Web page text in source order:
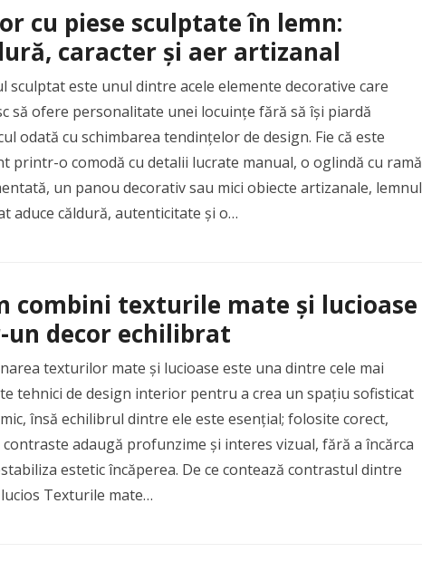
cu piese sculptate în lemn:
caracter și aer artizanal
sculptat este unul dintre acele elemente decorative care
să ofere personalitate unei locuințe fără să își piardă
odată cu schimbarea tendințelor de design. Fie că este
printr-o comodă cu detalii lucrate manual, o oglindă cu ramă
un panou decorativ sau mici obiecte artizanale, lemnul
aduce căldură, autenticitate și o…
combini texturile mate și lucioase
decor echilibrat
texturilor mate și lucioase este una dintre cele mai
tehnici de design interior pentru a crea un spațiu sofisticat
însă echilibrul dintre ele este esențial; folosite corect,
contraste adaugă profunzime și interes vizual, fără a încărca
estetic încăperea. De ce contează contrastul dintre
Texturile mate…